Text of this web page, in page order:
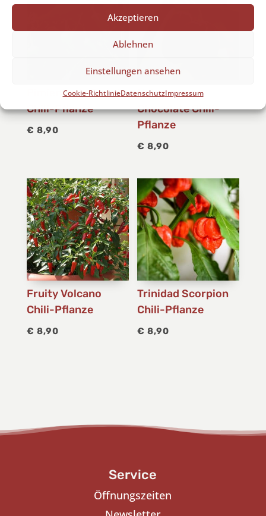
Akzeptieren
Ablehnen
Einstellungen ansehen
Cookie-RichtlinieDatenschutzImpressum
Pimiento de Padrón
Chili-Pflanze
€ 8,90
Habanero
Chocolate Chili-
Pflanze
€ 8,90
Fruity Volcano
Chili-Pflanze
€ 8,90
Trinidad Scorpion
Chili-Pflanze
€ 8,90
Service
Öffnungszeiten